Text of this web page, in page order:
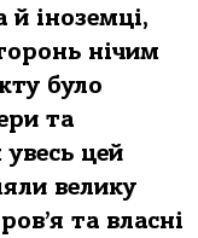
іноземці,
нічим
було
та
цей
велику
та власні